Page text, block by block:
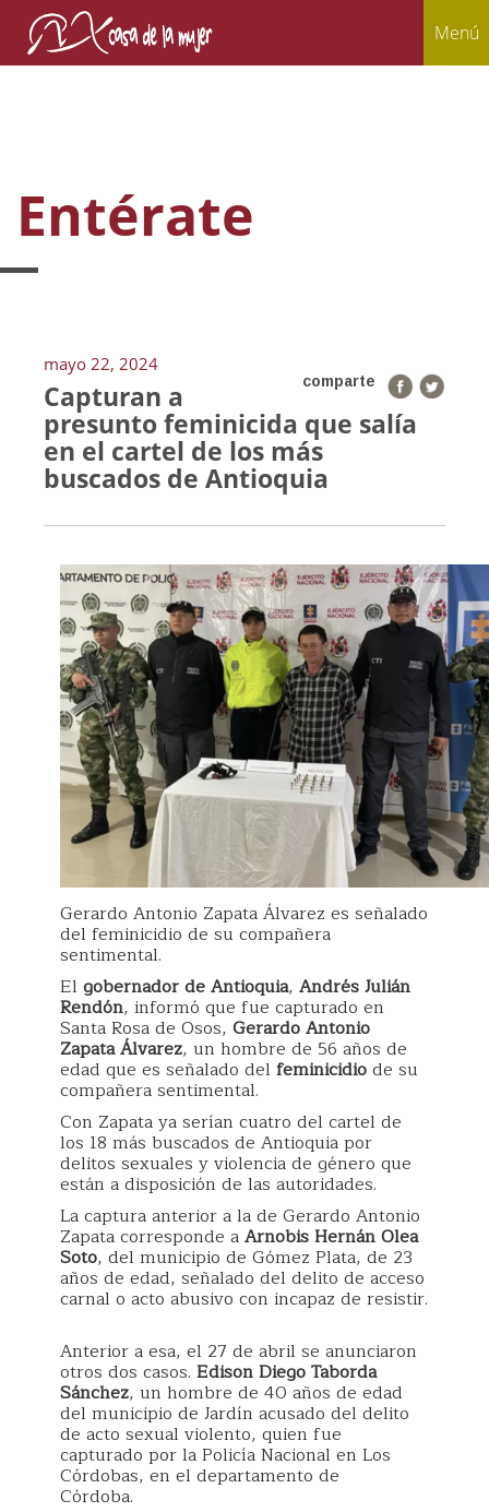
Menú
Entérate
mayo 22, 2024
comparte
Capturan a
presunto feminicida que salía
en el cartel de los más
buscados de Antioquia
Gerardo Antonio Zapata Álvarez es señalado
del feminicidio de su compañera
sentimental.
El gobernador de Antioquia, Andrés Julián
Rendón, informó que fue capturado en
Santa Rosa de Osos, Gerardo Antonio
Zapata Álvarez, un hombre de 56 años de
edad que es señalado del feminicidiode su
compañera sentimental.
Con Zapata ya serían cuatro del cartel de
los 18 más buscados de Antioquia por
delitos sexuales y violencia de género que
están a disposición de las autoridades.
La captura anterior a la de Gerardo Antonio
Zapata corresponde aArnobis Hernán Olea
Soto, del municipio de Gómez Plata, de 23
años de edad, señalado del delito de acceso
carnal o acto abusivo con incapaz de resistir.
Anterior a esa, el 27 de abril se anunciaron
otros dos casos. Edison Diego Taborda
Sánchez, un hombre de 40 años de edad
del municipio de Jardín acusado del delito
de acto sexual violento, quien fue
capturado por la Policía Nacional en Los
Córdobas, en el departamento de
Córdoba.